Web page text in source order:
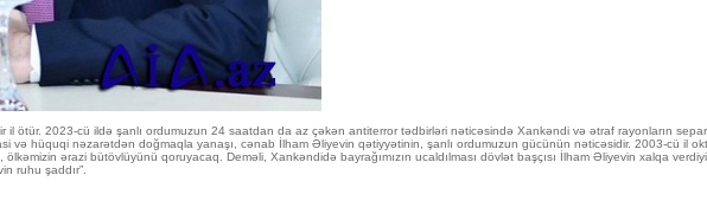
ötür. 2023-cü ildə şanlı ordumuzun 24 saatdan da az çəkən antiterror tədbirləri nəticəsində Xankəndi və ətraf rayonların
və hüquqi nəzarətdən doğmaqla yanaşı, cənab İlham Əliyevin qətiyyətinin, şanlı ordumuzun gücünün nəticəsidir. 2003-cü il
ərazi bütövlüyünü qoruyacaq. Deməli, Xankəndidə bayrağımızın ucaldılması dövlət başçısı İlham Əliyevin xalqa
ruhu şaddır”.